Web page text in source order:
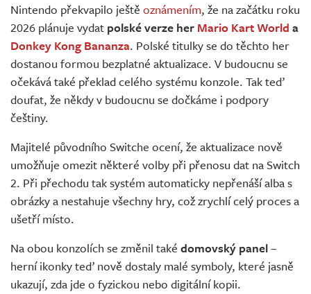
Nintendo překvapilo ještě oznámením, že na začátku roku
2026 plánuje vydat polské verze her Mario Kart World a
Donkey Kong Bananza. Polské titulky se do těchto her
dostanou formou bezplatné aktualizace. V budoucnu se
očekává také překlad celého systému konzole. Tak teď
doufat, že někdy v budoucnu se dočkáme i podpory
češtiny.
Majitelé původního Switche ocení, že aktualizace nově
umožňuje omezit některé volby při přenosu dat na Switch
2. Při přechodu tak systém automaticky nepřenáší alba s
obrázky a nestahuje všechny hry, což zrychlí celý proces a
ušetří místo.
Na obou konzolích se změnil také domovský panel–
herní ikonky teď nově dostaly malé symboly, které jasně
ukazují, zda jde o fyzickou nebo digitální kopii.